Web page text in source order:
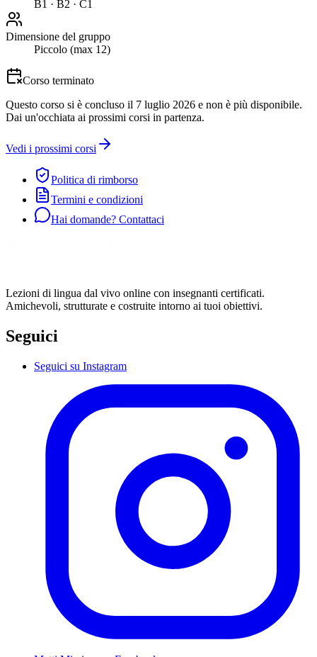
B1 · B2 · C1
Dimensione del gruppo
Piccolo (max 12)
Corso terminato
Questo corso si è concluso il 7 luglio 2026 e non è più disponibile.
Dai un'occhiata ai prossimi corsi in partenza.
Vedi i prossimi corsi
Politica di rimborso
Termini e condizioni
Hai domande? Contattaci
Lezioni di lingua dal vivo online con insegnanti certificati.
Amichevoli, strutturate e costruite intorno ai tuoi obiettivi.
Seguici
Seguici su Instagram